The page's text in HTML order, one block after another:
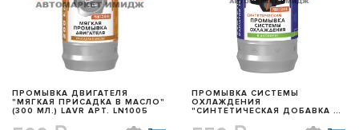
ПРОМЫВКА ДВИГАТЕЛЯ
"МЯГКАЯ ПРИСАДКА В МАСЛО"
(300 МЛ.) LAVR АРТ. LN1005
ПРОМЫВКА СИСТЕМЫ
ОХЛАЖДЕНИЯ
"СИНТЕТИЧЕСКАЯ ДОБАВКА В